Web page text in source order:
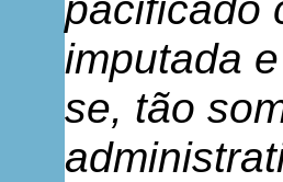
imputada
se, tão